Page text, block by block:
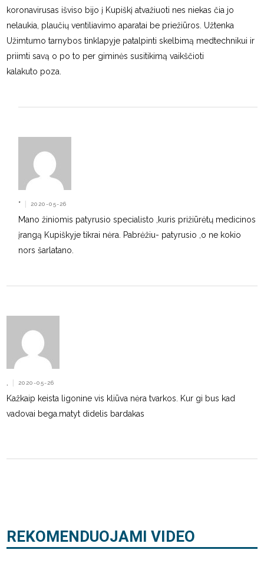
koronavirusas išviso bijo į Kupiškį atvažiuoti nes niekas čia jo
nelaukia, plaučių ventiliavimo aparatai be priežiūros. Užtenka
Užimtumo tarnybos tinklapyje patalpinti skelbimą medtechnikui ir
priimti savą o po to per giminės susitikimą vaikščioti
kalakuto poza.
* | 2020-05-26
Mano žiniomis patyrusio specialisto ,kuris prižiūrėtų medicinos
įrangą Kupiškyje tikrai nėra. Pabrėžiu- patyrusio ,o ne kokio
nors šarlatano.
| 2020-05-26
Kažkaip keista ligonine vis kliūva nėra tvarkos. Kur gi bus kad
vadovai bega.matyt didelis bardakas
REKOMENDUOJAMI VIDEO